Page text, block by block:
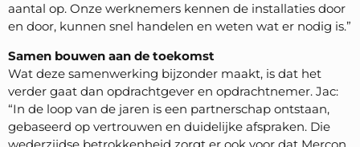
aantal op. Onze werknemers kennen de installaties door
en door, kunnen snel handelen en weten wat er nodig is.”
Samen bouwen aan de toekomst
Wat deze samenwerking bijzonder maakt, is dat het
verder gaat dan opdrachtgever en opdrachtnemer. Jac:
“In de loop van de jaren is een partnerschap ontstaan,
gebaseerd op vertrouwen en duidelijke afspraken. Die
wederzijdse betrokkenheid zorgt er ook voor dat Mercon